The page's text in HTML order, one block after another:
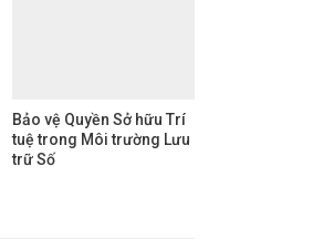
Bảo vệ Quyền Sở hữu Trí
tuệ trong Môi trường Lưu
trữ Số